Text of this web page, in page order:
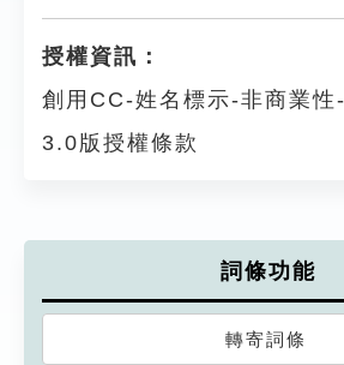
授權資訊：
創用CC-姓名標示-非商業性
3.0版授權條款
詞條功能
轉寄詞條